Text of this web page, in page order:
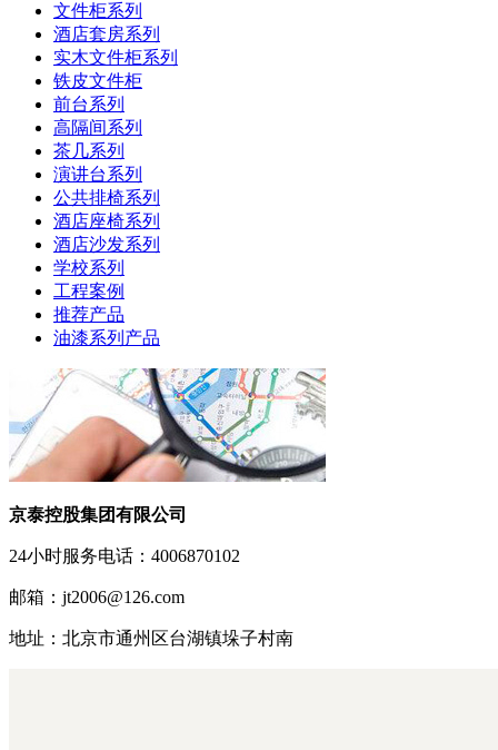
文件柜系列
酒店套房系列
实木文件柜系列
铁皮文件柜
前台系列
高隔间系列
茶几系列
演讲台系列
公共排椅系列
酒店座椅系列
酒店沙发系列
学校系列
工程案例
推荐产品
油漆系列产品
京泰控股集团有限公司
24小时服务电话：4006870102
邮箱：jt2006@126.com
地址：北京市通州区台湖镇垛子村南